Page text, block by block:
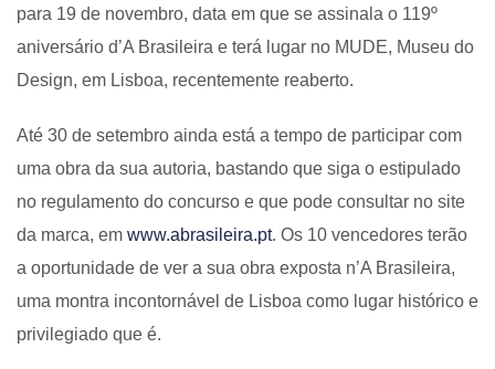
para 19 de novembro, data em que se assinala o 119º
aniversário d’A Brasileira e terá lugar no MUDE, Museu do
Design, em Lisboa, recentemente reaberto.
Até 30 de setembro ainda está a tempo de participar com
uma obra da sua autoria, bastando que siga o estipulado
no regulamento do concurso e que pode consultar no site
da marca, em www.abrasileira.pt. Os 10 vencedores terão
a oportunidade de ver a sua obra exposta n’A Brasileira,
uma montra incontornável de Lisboa como lugar histórico e
privilegiado que é.